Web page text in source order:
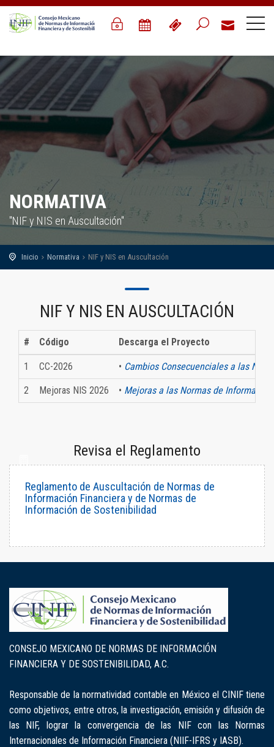
NORMATIVA
"NIF y NIS en Auscultación"
Inicio Normativa NIF y NIS en Auscultación
NIF Y NIS EN AUSCULTACIÓN
# Código Descarga el Proyecto
1 CC-2026 • Cambios Consecuenciales a las NIF
2 Mejoras NIS 2026 • Mejoras a las Normas de
Revisa el Reglamento
Reglamento de Auscultación de Normas de
Información Financiera y de Normas de
Información de Sostenibilidad
CONSEJO MEXICANO DE NORMAS DE INFORMACIÓN
FINANCIERA Y DE SOSTENIBILIDAD, A.C.
Responsable de la normatividad contable en México el CINIF tiene
como objetivos, entre otros, la investigación, emisión y difusión de
las NIF, lograr la convergencia de las NIF con las Normas
Internacionales de Información Financiera (NIIF-IFRS y IASB).